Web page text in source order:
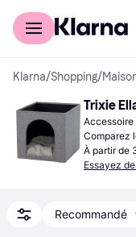
Acheter avec Klarna
Klarna/Shopping/
Trixie
Accessoire
Comparez
À partir de
Essayez
Recommandé